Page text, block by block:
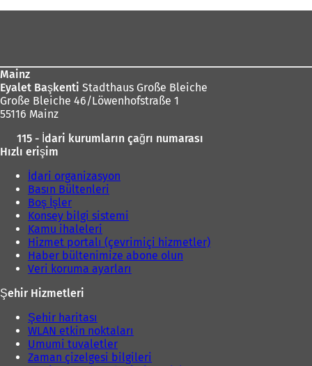
Mainz
Eyalet Başkenti Stadthaus Große Bleiche
Große Bleiche 46/Löwenhofstraße 1
55116 Mainz
115 - İdari kurumların çağrı numarası
Hızlı erişim
İdari organizasyon
Basın Bültenleri
Boş İşler
Konsey bilgi sistemi
Kamu ihaleleri
Hizmet portalı (çevrimiçi hizmetler)
Haber bültenimize abone olun
Veri koruma ayarları
Şehir Hizmetleri
Şehir haritası
WLAN etkin noktaları
Umumi tuvaletler
Zaman çizelgesi bilgileri